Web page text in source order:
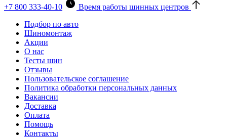
+7 800 333-40-10
Время работы шинных центров
Подбор по авто
Шиномонтаж
Акции
О нас
Тесты шин
Отзывы
Пользовательское соглашение
Политика обработки персональных данных
Вакансии
Доставка
Оплата
Помощь
Контакты